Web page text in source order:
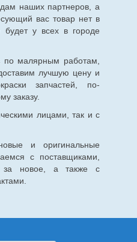
наших партнеров, а
вас товар нет в
у всех в городе
малярным работам,
лучшую цену и
запчастей, по-
заказу.
лицами, так и с
и оригинальные
с поставщиками,
за новое, а также с